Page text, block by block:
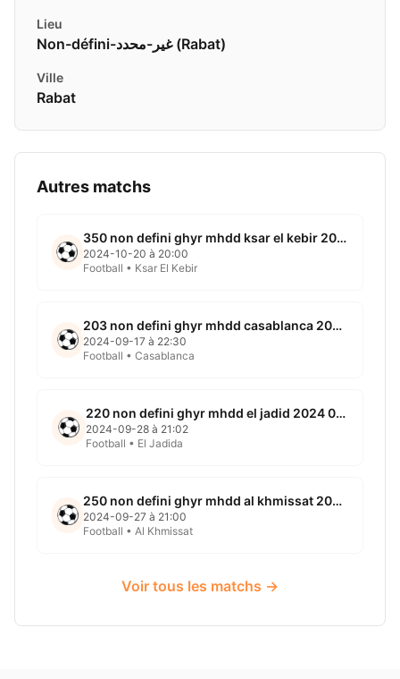
Lieu
Non-défini-غير-محدد ( Rabat)
Ville
Rabat
Autres matchs
350 non defini ghyr mhdd ksar el kebir 2024 10 20
2024-10-20 à 20:00
Football • Ksar El Kebir
203 non defini ghyr mhdd casablanca 2024 09 17
2024-09-17 à 22:30
Football • Casablanca
220 non defini ghyr mhdd el jadid 2024 09 28
2024-09-28 à 21:02
Football • El Jadida
250 non defini ghyr mhdd al khmissat 2024 09 27
2024-09-27 à 21:00
Football • Al Khmissat
Voir tous les matchs →